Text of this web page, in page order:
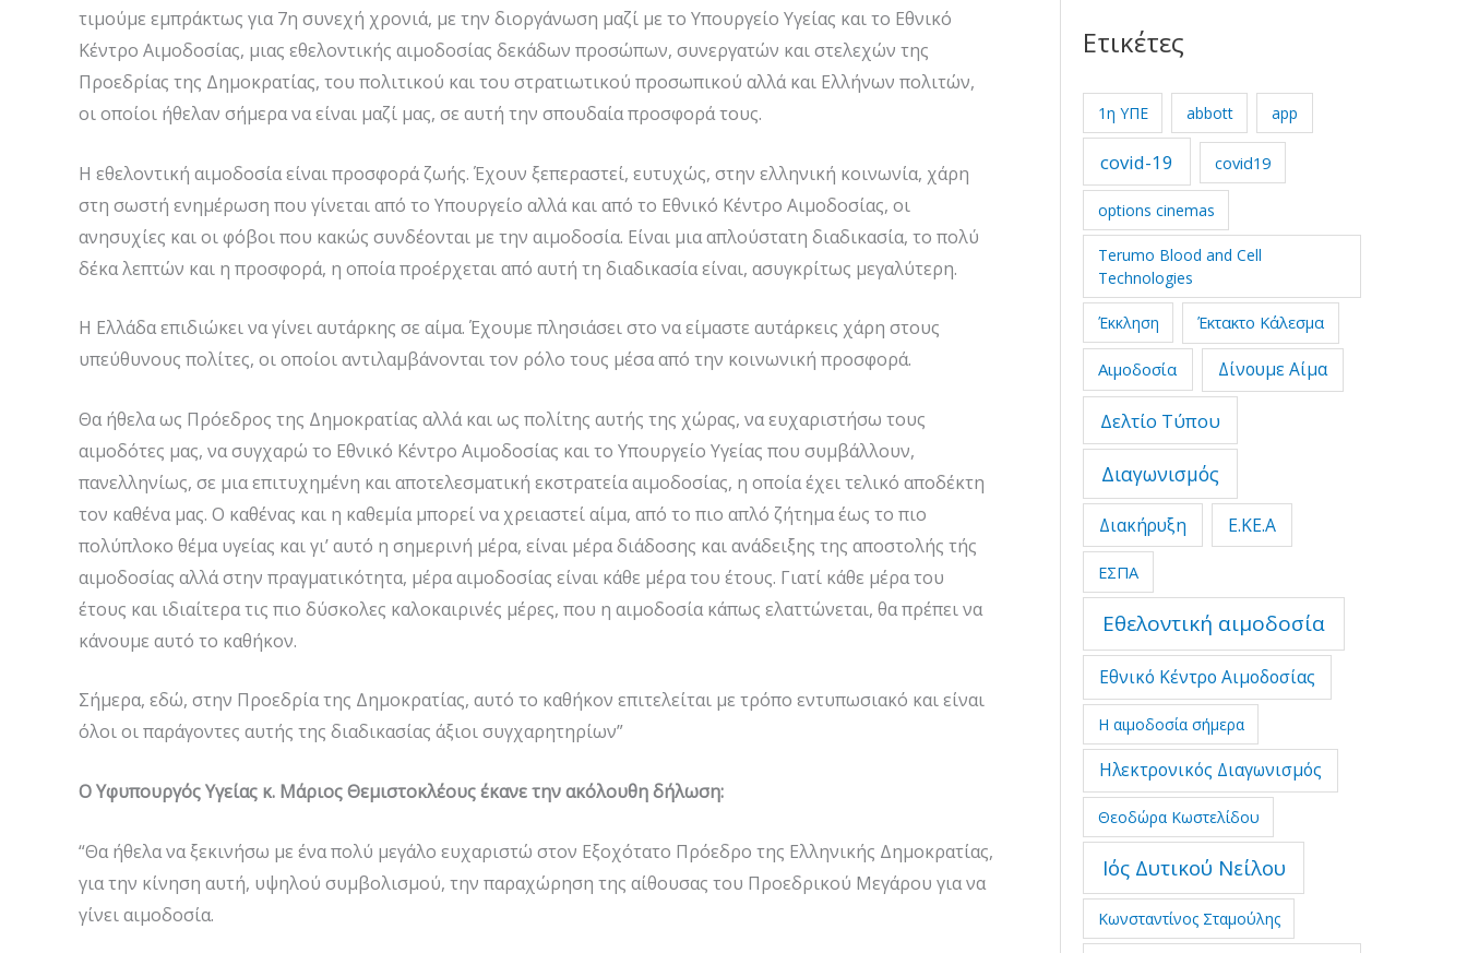
τιμούμε εμπράκτως για 7η συνεχή χρονιά, με την διοργάνωση μαζί με το Υπουργείο Υγείας και το Εθνικό
Κέντρο Αιμοδοσίας, μιας εθελοντικής αιμοδοσίας δεκάδων προσώπων, συνεργατών και στελεχών της
Προεδρίας της Δημοκρατίας, του πολιτικού και του στρατιωτικού προσωπικού αλλά και Ελλήνων πολιτών,
οι οποίοι ήθελαν σήμερα να είναι μαζί μας, σε αυτή την σπουδαία προσφορά τους.
Η εθελοντική αιμοδοσία είναι προσφορά ζωής. Έχουν ξεπεραστεί, ευτυχώς, στην ελληνική κοινωνία, χάρη
στη σωστή ενημέρωση που γίνεται από το Υπουργείο αλλά και από το Εθνικό Κέντρο Αιμοδοσίας, οι
ανησυχίες και οι φόβοι που κακώς συνδέονται με την αιμοδοσία. Είναι μια απλούστατη διαδικασία, το πολύ
δέκα λεπτών και η προσφορά, η οποία προέρχεται από αυτή τη διαδικασία είναι, ασυγκρίτως μεγαλύτερη.
Η Ελλάδα επιδιώκει να γίνει αυτάρκης σε αίμα. Έχουμε πλησιάσει στο να είμαστε αυτάρκεις χάρη στους
υπεύθυνους πολίτες, οι οποίοι αντιλαμβάνονται τον ρόλο τους μέσα από την κοινωνική προσφορά.
Θα ήθελα ως Πρόεδρος της Δημοκρατίας αλλά και ως πολίτης αυτής της χώρας, να ευχαριστήσω τους
αιμοδότες μας, να συγχαρώ το Εθνικό Κέντρο Αιμοδοσίας και το Υπουργείο Υγείας που συμβάλλουν,
πανελληνίως, σε μια επιτυχημένη και αποτελεσματική εκστρατεία αιμοδοσίας, η οποία έχει τελικό αποδέκτη
τον καθένα μας. Ο καθένας και η καθεμία μπορεί να χρειαστεί αίμα, από το πιο απλό ζήτημα έως το πιο
πολύπλοκο θέμα υγείας και γι’ αυτό η σημερινή μέρα, είναι μέρα διάδοσης και ανάδειξης της αποστολής τής
αιμοδοσίας αλλά στην πραγματικότητα, μέρα αιμοδοσίας είναι κάθε μέρα του έτους. Γιατί κάθε μέρα του
έτους και ιδιαίτερα τις πιο δύσκολες καλοκαιρινές μέρες, που η αιμοδοσία κάπως ελαττώνεται, θα πρέπει να
κάνουμε αυτό το καθήκον.
Σήμερα, εδώ, στην Προεδρία της Δημοκρατίας, αυτό το καθήκον επιτελείται με τρόπο εντυπωσιακό και είναι
όλοι οι παράγοντες αυτής της διαδικασίας άξιοι συγχαρητηρίων”
Ο Υφυπουργός Υγείας κ. Μάριος Θεμιστοκλέους έκανε την ακόλουθη δήλωση:
“Θα ήθελα να ξεκινήσω με ένα πολύ μεγάλο ευχαριστώ στον Εξοχότατο Πρόεδρο της Ελληνικής Δημοκρατίας,
για την κίνηση αυτή, υψηλού συμβολισμού, την παραχώρηση της αίθουσας του Προεδρικού Μεγάρου για να
γίνει αιμοδοσία.
Ετικέτες
1η ΥΠΕ abbott app
covid-19 covid19
options cinemas
Terumo Blood and Cell
Technologies
Έκκληση Έκτακτο Κάλεσμα
Αιμοδοσία Δίνουμε Αίμα
Δελτίο Τύπου
Διαγωνισμός
Διακήρυξη Ε.ΚΕ.Α
ΕΣΠΑ
Εθελοντική αιμοδοσία
Εθνικό Κέντρο Αιμοδοσίας
Η αιμοδοσία σήμερα
Ηλεκτρονικός Διαγωνισμός
Θεοδώρα Κωστελίδου
Ιός Δυτικού Νείλου
Κωνσταντίνος Σταμούλης